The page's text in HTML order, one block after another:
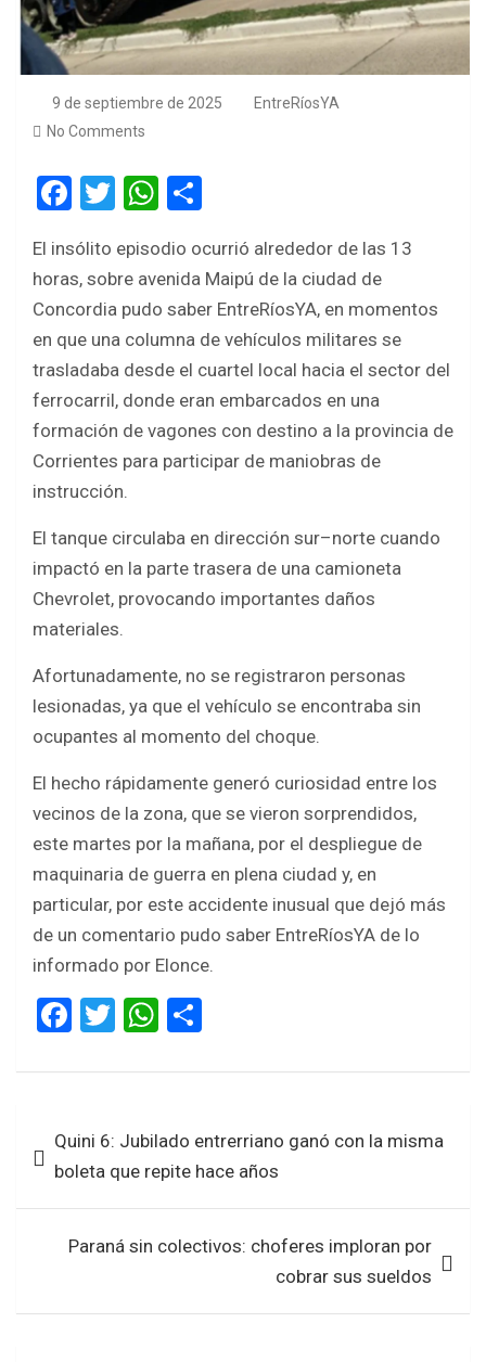
9 de septiembre de 2025
EntreRíosYA
No Comments
F
ce
b
o
o
k
T
tt
er
W
at
s
A
p
p
ar
e
El insólito episodio ocurrió alrededor de las 13
horas, sobre avenida Maipú de la ciudad de
Concordia pudo saber EntreRíosYA, en momentos
en que una columna de vehículos militares se
trasladaba desde el cuartel local hacia el sector del
ferrocarril, donde eran embarcados en una
formación de vagones con destino a la provincia de
Corrientes para participar de maniobras de
instrucción.
El tanque circulaba en dirección sur–norte cuando
impactó en la parte trasera de una camioneta
Chevrolet, provocando importantes daños
materiales.
Afortunadamente, no se registraron personas
lesionadas, ya que el vehículo se encontraba sin
ocupantes al momento del choque.
El hecho rápidamente generó curiosidad entre los
vecinos de la zona, que se vieron sorprendidos,
este martes por la mañana, por el despliegue de
maquinaria de guerra en plena ciudad y, en
particular, por este accidente inusual que dejó más
de un comentario pudo saber EntreRíosYA de lo
informado por Elonce.
F
ce
o
o
k
T
tt
W
at
A
p
p
ar
de
entradas
Quini 6: Jubilado entrerriano ganó con la misma
boleta que repite hace años
Paraná sin colectivos: choferes imploran por
cobrar sus sueldos